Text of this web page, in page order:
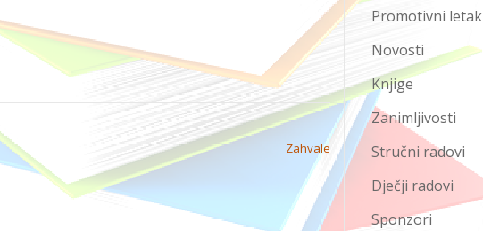
Zahvale
Promotivni letak
Novosti
Knjige
Zanimljivosti
Stručni radovi
Dječji radovi
Sponzori